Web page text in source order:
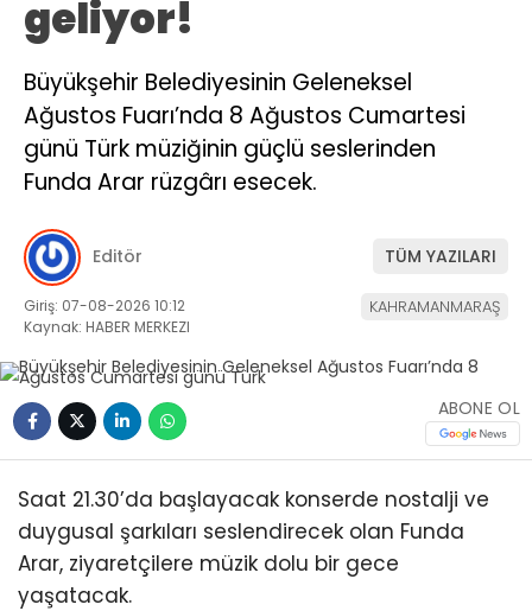
geliyor!
Büyükşehir Belediyesinin Geleneksel
Ağustos Fuarı’nda 8 Ağustos Cumartesi
günü Türk müziğinin güçlü seslerinden
Funda Arar rüzgârı esecek.
Editör TÜM YAZILARI
Giriş: 07-08-2026 10:12
Kaynak: HABER MERKEZI
KAHRAMANMARAŞ
ABONE OL
Saat 21.30’da başlayacak konserde nostalji ve
duygusal şarkıları seslendirecek olan Funda
Arar, ziyaretçilere müzik dolu bir gece
yaşatacak.